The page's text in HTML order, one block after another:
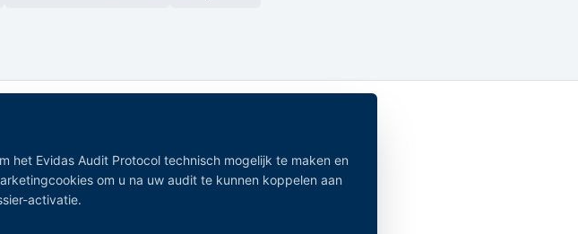
vastgoeddata
het Evidas Audit Protocol technisch mogelijk te maken en
om u na uw audit te kunnen koppelen aan
activatie.